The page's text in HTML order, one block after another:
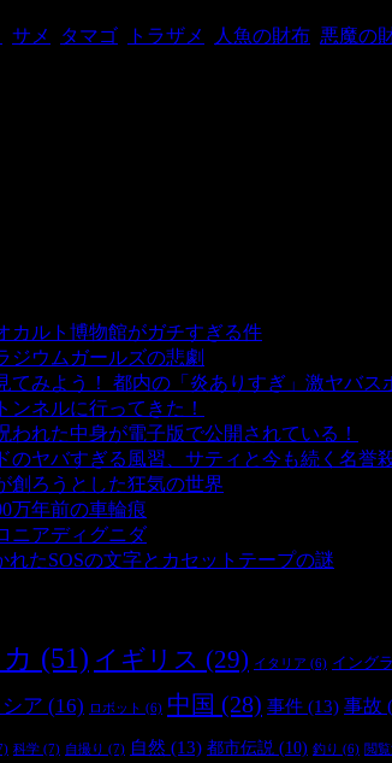
サメ タマゴ トラザメ 人魚の財布 悪魔の
カルト博物館がガチすぎる件
ウムガールズの悲劇
てみよう！ 都内の「炎ありすぎ」激ヤバス
ネルに行ってきた！
れた中身が電子版で公開されている！
ヤバすぎる風習、サティと今も続く名誉
創ろうとした狂気の世界
万年前の車輪痕
ニアディグニダ- 2,897 ビュー
たSOSの文字とカセットテープの謎
(51) イギリス (29) イタリア (6) イング
シア (16) ロボット (6) 中国 (28) 事件 (13) 事故
科学 (7) 自撮り (7) 自然 (13) 都市伝説 (10) 釣り (6) 閲